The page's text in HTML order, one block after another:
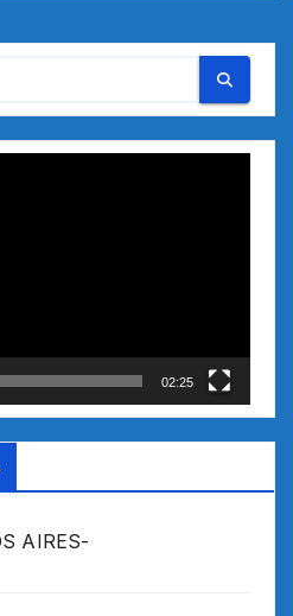
02:25
AIRES-